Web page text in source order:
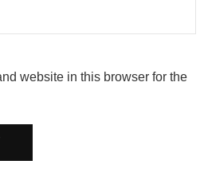
website in this browser for the